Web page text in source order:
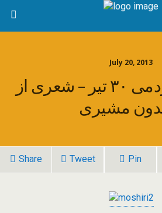
July 20, 2013
به یاد قیام مردمی ۳۰ تیر – شعری از
مشیری
Share Tweet Pin